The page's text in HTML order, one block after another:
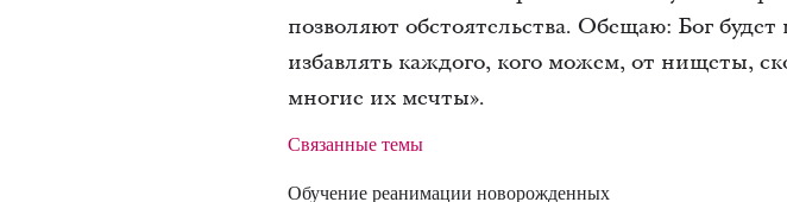
позволяют обстоятельства. Обещаю: Бог
избавлять каждого, кого можем, от нищеты,
многие их мечты».
Связанные темы
Обучение реанимации новорожденных